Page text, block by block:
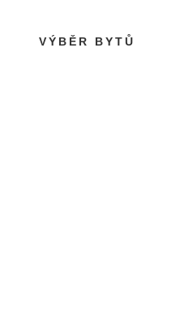
VÝBĚR BYTŮ